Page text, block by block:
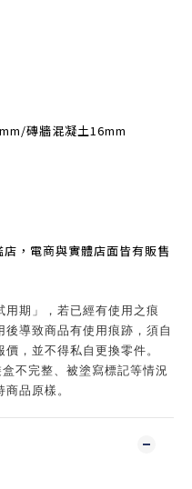
磚牆混凝土16mm
，電商與實體店面皆有販售
用期」，若已經有使用之痕
導致商品有使用痕跡，須自
，並不得私自更換零件。
不完整、被塗寫標記等情況
品原樣。